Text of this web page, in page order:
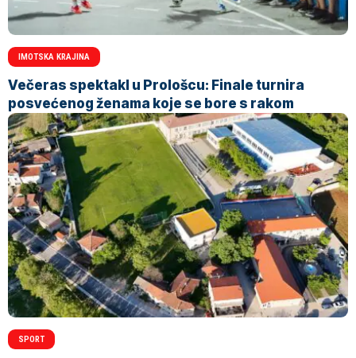
IMOTSKA KRAJINA
Večeras spektakl u Prološcu: Finale turnira
posvećenog ženama koje se bore s rakom
SPORT